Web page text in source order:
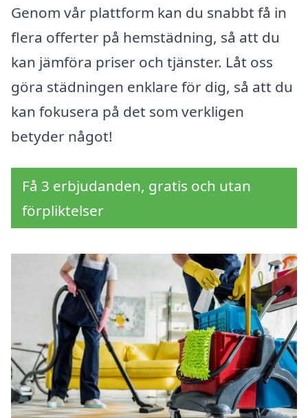
Genom vår plattform kan du snabbt få in
flera offerter på hemstädning, så att du
kan jämföra priser och tjänster. Låt oss
göra städningen enklare för dig, så att du
kan fokusera på det som verkligen
betyder något!
Få 3 erbjudanden, gratis och utan
förpliktelser